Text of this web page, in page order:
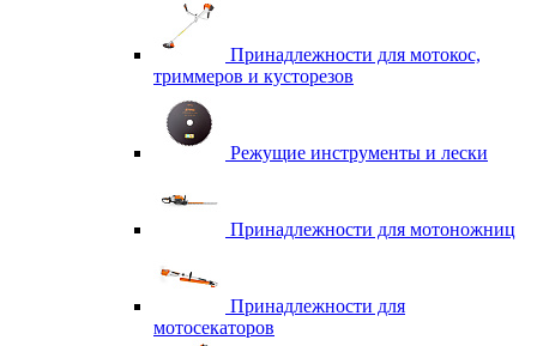
Принадлежности для мотокос,
триммеров и кусторезов
Режущие инструменты и лески
Принадлежности для мотоножниц
Принадлежности для
мотосекаторов